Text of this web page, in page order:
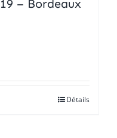
– Bordeaux
Détails